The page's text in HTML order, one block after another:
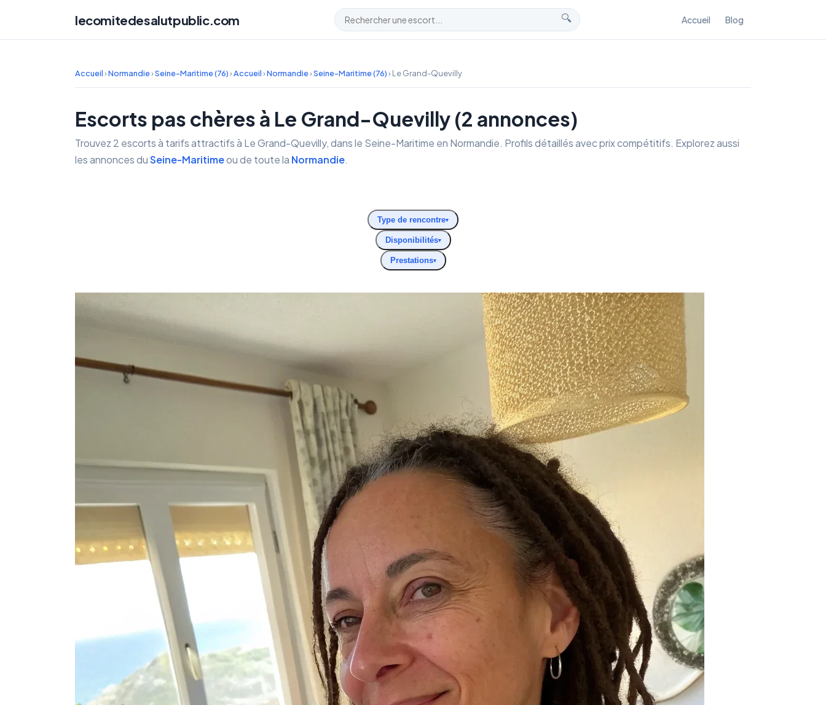
lecomitedesalutpublic.com 🔍 Accueil Blog
Accueil›Normandie›Seine-Maritime (76)›Accueil›Normandie›Seine-Maritime (76)›Le Grand-Quevilly
Escorts pas chères à Le Grand-Quevilly (2 annonces)
Trouvez 2 escorts à tarifs attractifs à Le Grand-Quevilly, dans le Seine-Maritime en Normandie. Profils détaillés avec prix compétitifs. Explorez aussi
les annonces duSeine-Maritimeou de toute la Normandie.
Type de rencontre▾
Disponibilités▾
Prestations▾